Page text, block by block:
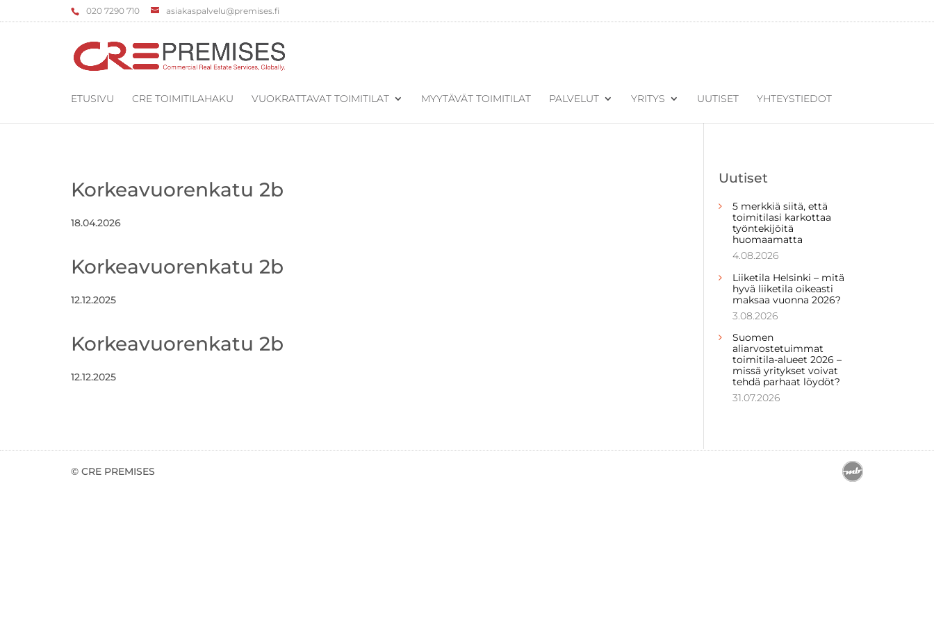
‌020 7290 710 asiakaspalvelu@premises.fi
ETUSIVU CRE TOIMITILAHAKU VUOKRATTAVAT TOIMITILAT MYYTÄVÄT TOIMITILAT PALVELUT YRITYS UUTISET YHTEYSTIEDOT
Korkeavuorenkatu 2b
18.04.2026
Korkeavuorenkatu 2b
12.12.2025
Korkeavuorenkatu 2b
12.12.2025
Uutiset
5 merkkiä siitä, että
toimitilasi karkottaa
työntekijöitä
huomaamatta
4.08.2026
Liiketila Helsinki – mitä
hyvä liiketila oikeasti
maksaa vuonna 2026?
3.08.2026
Suomen
aliarvostetuimmat
toimitila-alueet 2026 –
missä yritykset voivat
tehdä parhaat löydöt?
31.07.2026
© CRE PREMISES